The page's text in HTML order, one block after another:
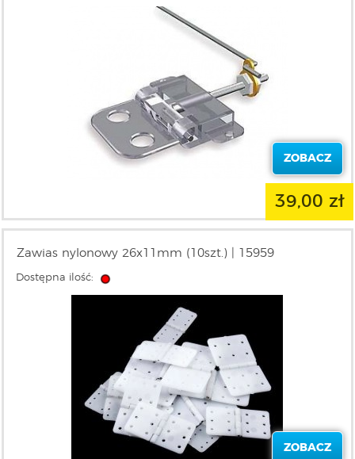
ZOBACZ
39,00 zł
Zawias nylonowy 26x11mm (10szt.) | 15959
Dostępna ilość:
ZOBACZ